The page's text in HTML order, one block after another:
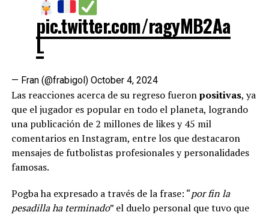
pic.twitter.com/ragyMB2Aa
L
— Fran (@frabigol) October 4, 2024
Las reacciones acerca de su regreso fueronpositivas, ya
que el jugador es popular en todo el planeta, logrando
una publicación de 2 millones de likes y 45 mil
comentarios en Instagram, entre los que destacaron
mensajes de futbolistas profesionales y personalidades
famosas.
Pogba ha expresado a través de la frase: “por fin la
pesadilla ha terminado” el duelo personal que tuvo que